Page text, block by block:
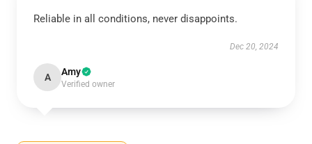
Reliable in all conditions, never disappoints.
Dec 20, 2024
A Amy
Verified owner